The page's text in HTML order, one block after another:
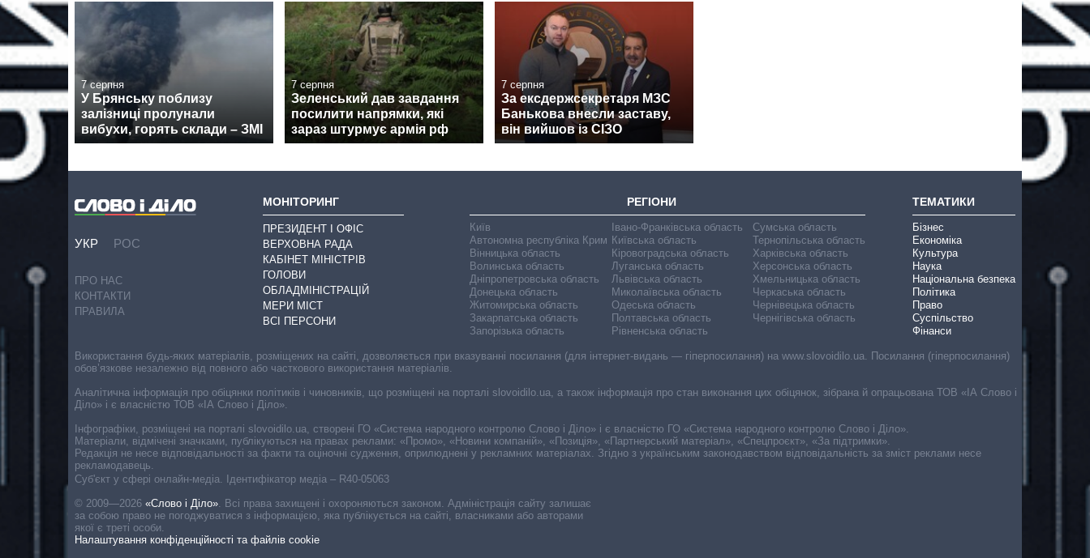
7 серпня
У Брянську поблизу
залізниці пролунали
вибухи, горять склади – ЗМІ
7 серпня
Зеленський дав завдання
посилити напрямки, які
зараз штурмує армія рф
7 серпня
За ексдержсекретаря МЗС
Банькова внесли заставу,
він вийшов із СІЗО
УКР РОС
ПРО НАС
КОНТАКТИ
ПРАВИЛА
МОНІТОРИНГ
ПРЕЗИДЕНТ І ОФІС
ВЕРХОВНА РАДА
КАБІНЕТ МІНІСТРІВ
ГОЛОВИ
ОБЛАДМІНІСТРАЦІЙ
МЕРИ МІСТ
ВСІ ПЕРСОНИ
РЕГІОНИ
Київ
Автономна республіка Крим
Вінницька область
Волинська область
Дніпропетровська область
Донецька область
Житомирська область
Закарпатська область
Запорізька область
Івано-Франківська область
Київська область
Кіровоградська область
Луганська область
Львівська область
Миколаївська область
Одеська область
Полтавська область
Рівненська область
Сумська область
Тернопільська область
Харківська область
Херсонська область
Хмельницька область
Черкаська область
Чернівецька область
Чернігівська область
ТЕМАТИКИ
Бізнес
Економіка
Культура
Наука
Національна безпека
Політика
Право
Суспільство
Фінанси
Cуб'єкт у сфері онлайн-медіа. Ідентифікатор медіа – R40-05063
© 2009—2026 «Слово і Діло». Всі права захищені і охороняються законом. Адміністрація сайту залишає
за собою право не погоджуватися з інформацією, яка публікується на сайті, власниками або авторами
якої є треті особи.
Налаштування конфіденційності та файлів cookie
Використання будь-яких матеріалів, розміщених на сайті, дозволяється при вказуванні посилання (для інтернет-видань — гіперпосилання) на www.slovoidilo.ua. Посилання (гіперпосилання)
обов’язкове незалежно від повного або часткового використання матеріалів.
Аналітична інформація про обіцянки політиків і чиновників, що розміщені на порталі slovoidilo.ua, а також інформація про стан виконання цих обіцянок, зібрана й опрацьована ТОВ «ІА Слово і
Діло» і є власністю ТОВ «ІА Слово і Діло».
Інфографіки, розміщені на порталі slovoidilo.ua, створені ГО «Система народного контролю Слово і Діло» і є власністю ГО «Система народного контролю Слово і Діло».
Матеріали, відмічені значками, публікуються на правах реклами: «Промо», «Новини компаній», «Позиція», «Партнерський матеріал», «Спецпроєкт», «За підтримки».
Редакція не несе відповідальності за факти та оціночні судження, оприлюднені у рекламних матеріалах. Згідно з українським законодавством відповідальність за зміст реклами несе
рекламодавець.